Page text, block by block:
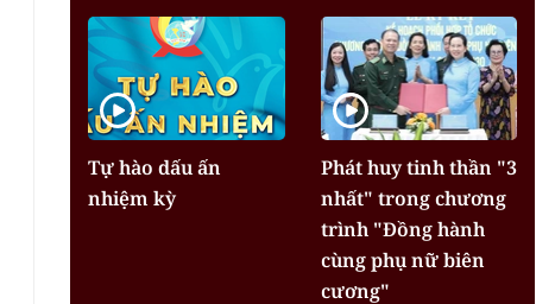
Tự hào dấu ấn
nhiệm kỳ
Phát huy tinh thần "3
nhất" trong chương
trình "Đồng hành
cùng phụ nữ biên
cương"